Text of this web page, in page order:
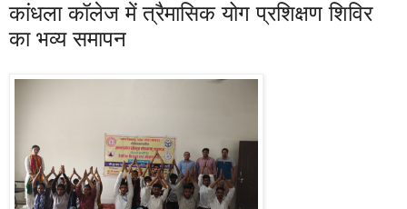
कांधला कॉलेज में त्रैमासिक योग प्रशिक्षण शिविर
का भव्य समापन